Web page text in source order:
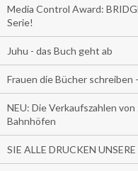
Media Control Award:
Serie!
Juhu - das Buch geht ab
Frauen die Bücher
NEU: Die Verkaufszahlen
Bahnhöfen
SIE ALLE DRUCKEN